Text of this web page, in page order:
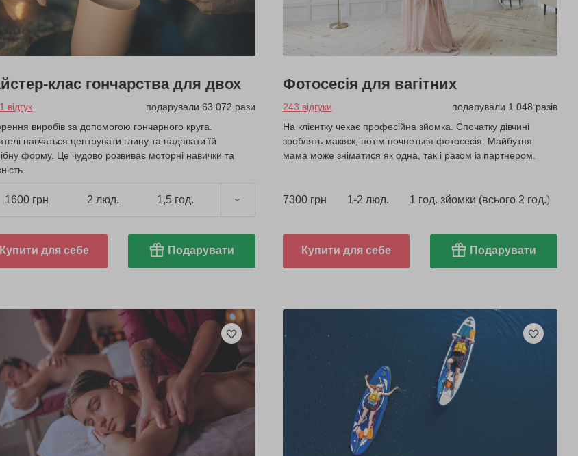
клас гончарства для двох
відгук
подарували 63 072 рази
виробів за допомогою гончарного круга.
навчаться центрувати глину та надавати їй
форму. Це чудово розвиває моторні навички та
1600 грн 2 люд. 1,5 год.
Купити для себе Подарувати
Фотосесія для вагітних
243 відгуки
подарували 1 048 разів
На клієнтку чекає професійна зйомка. Спочатку дівчині
зроблять макіяж, потім почнеться фотосесія. Майбутня
мама може зніматися як одна, так і разом із партнером.
7300 грн 1-2 люд. 1 год. зйомки (всього 2 год.)
Купити для себе Подарувати